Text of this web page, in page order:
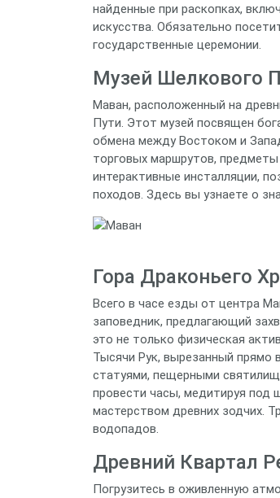
найденные при раскопках,
искусства. Обязательно
государственные церемонии.
Музей Шелкового
Маван, расположенный на
Пути. Этот музей посвящен
обмена между Востоком и
торговых маршрутов,
интерактивные инсталляции,
походов. Здесь вы узнаете о
Гора Драконьего
Всего в часе езды от центра
заповедник, предлагающий
это не только физическая
Тысячи Рук, вырезанный прямо
статуями, пещерными
провести часы, медитируя под
мастерством древних зодчих.
водопадов.
Древний Квартал
Погрузитесь в оживленную